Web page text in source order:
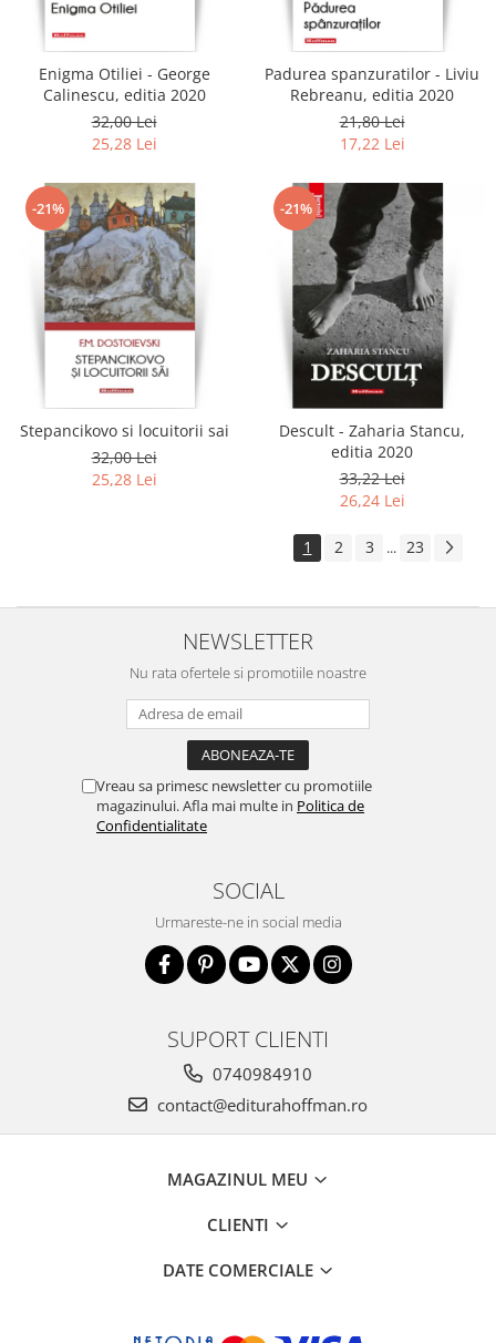
Enigma Otiliei - George
Calinescu, editia 2020
32,00 Lei
25,28 Lei
Padurea spanzuratilor - Liviu
Rebreanu, editia 2020
21,80 Lei
17,22 Lei
-21%
Stepancikovo si locuitorii sai
32,00 Lei
25,28 Lei
-21%
Descult - Zaharia Stancu,
editia 2020
33,22 Lei
26,24 Lei
1 2 3 ... 23
NEWSLETTER
Nu rata ofertele si promotiile noastre
Vreau sa primesc newsletter cu promotiile
magazinului. Afla mai multe in Politica de
Confidentialitate
SOCIAL
Urmareste-ne in social media
SUPORT CLIENTI
0740984910
contact@editurahoffman.ro
MAGAZINUL MEU
CLIENTI
DATE COMERCIALE